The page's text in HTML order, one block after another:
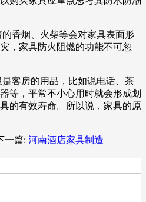
香烟、火柴等会对家具表面形
，家具防火阻燃的功能不可忽
客房的用品，比如说电话、茶
等，平常不小心用时就会形成划
的有效寿命。所以说，家具的原
一篇: 河南酒店家具制造